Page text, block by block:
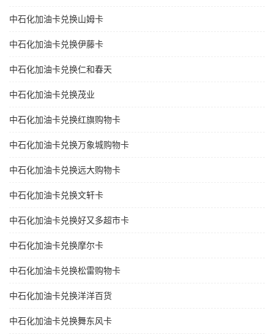
中石化加油卡兑换山姆卡
中石化加油卡兑换伊藤卡
中石化加油卡兑换仁和春天
中石化加油卡兑换茂业
中石化加油卡兑换红旗购物卡
中石化加油卡兑换万象城购物卡
中石化加油卡兑换远大购物卡
中石化加油卡兑换文轩卡
中石化加油卡兑换好又多超市卡
中石化加油卡兑换摩尔卡
中石化加油卡兑换松雷购物卡
中石化加油卡兑换洋洋百货
中石化加油卡兑换舞东风卡